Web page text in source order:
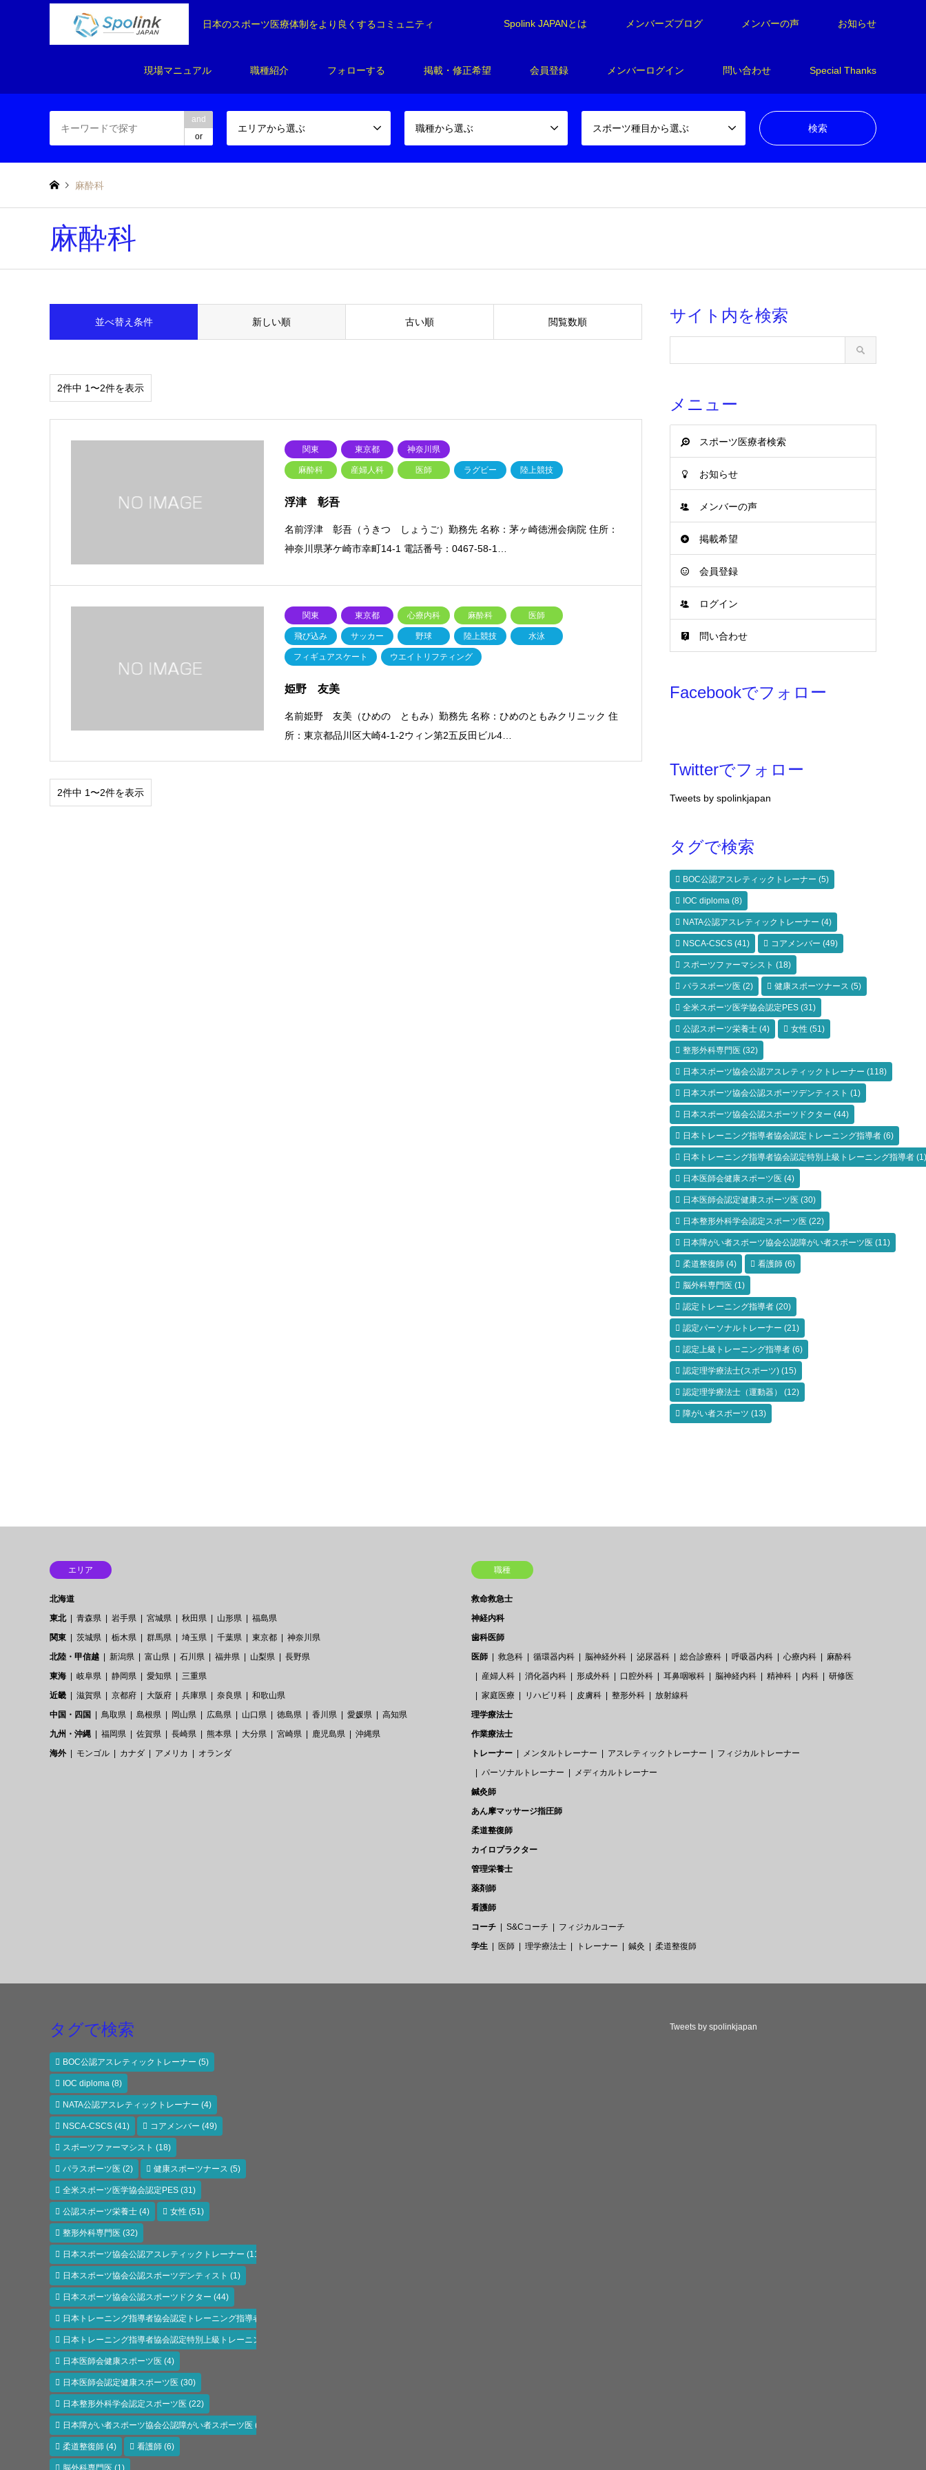
日本のスポーツ医療体制をより良くするコミュニティ Spolink JAPANとは メンバーズブログ メンバーの声 お知らせ
現場マニュアル 職種紹介 フォローする 掲載・修正希望 会員登録 メンバーログイン 問い合わせ Special Thanks
and
or
エリアから選ぶ 職種から選ぶ スポーツ種目から選ぶ
麻酔科
麻酔科
並べ替え条件 新しい順 古い順 閲覧数順
2件中 1〜2件を表示
関東 東京都 神奈川県
麻酔科 産婦人科 医師 ラグビー 陸上競技
浮津 彰吾
名前浮津 彰吾（うきつ しょうご）勤務先 名称：茅ヶ崎徳洲会病院 住所：
神奈川県茅ケ崎市幸町14-1 電話番号：0467-58-1…
関東 東京都 心療内科 麻酔科 医師
飛び込み サッカー 野球 陸上競技 水泳
フィギュアスケート ウエイトリフティング
姫野 友美
名前姫野 友美（ひめの ともみ）勤務先 名称：ひめのともみクリニック 住
所：東京都品川区大崎4-1-2ウィン第2五反田ビル4…
2件中 1〜2件を表示
サイト内を検索
メニュー
スポーツ医療者検索
お知らせ
メンバーの声
掲載希望
会員登録
ログイン
問い合わせ
Facebookでフォロー
Twitterでフォロー
Tweets by spolinkjapan
タグで検索
BOC公認アスレティックトレーナー (5)
IOC diploma (8)
NATA公認アスレティックトレーナー (4)
NSCA-CSCS (41) コアメンバー (49)
スポーツファーマシスト (18)
パラスポーツ医 (2) 健康スポーツナース (5)
全米スポーツ医学協会認定PES (31)
公認スポーツ栄養士 (4) 女性 (51)
整形外科専門医 (32)
日本スポーツ協会公認アスレティックトレーナー (118)
日本スポーツ協会公認スポーツデンティスト (1)
日本スポーツ協会公認スポーツドクター (44)
日本トレーニング指導者協会認定トレーニング指導者 (6)
日本トレーニング指導者協会認定特別上級トレーニング指導者 (1)
日本医師会健康スポーツ医 (4)
日本医師会認定健康スポーツ医 (30)
日本整形外科学会認定スポーツ医 (22)
日本障がい者スポーツ協会公認障がい者スポーツ医 (11)
柔道整復師 (4) 看護師 (6)
脳外科専門医 (1)
認定トレーニング指導者 (20)
認定パーソナルトレーナー (21)
認定上級トレーニング指導者 (6)
認定理学療法士(スポーツ) (15)
認定理学療法士（運動器） (12)
障がい者スポーツ (13)
エリア
北海道
東北
青森県 岩手県 宮城県 秋田県 山形県
福島県
関東
茨城県 栃木県 群馬県 埼玉県 千葉県 東京都
神奈川県
北陸・甲信越
新潟県 富山県 石川県 福井県 山梨県
長野県
東海
岐阜県 静岡県 愛知県
三重県
近畿
滋賀県 京都府 大阪府 兵庫県 奈良県
和歌山県
中国・四国
鳥取県 島根県 岡山県 広島県 山口県 徳島県 香川県 愛媛県
高知県
九州・沖縄
福岡県 佐賀県 長崎県 熊本県 大分県 宮崎県 鹿児島県
沖縄県
海外
モンゴル カナダ アメリカ オランダ
職種
救命救急士
神経内科
歯科医師
医師
救急科 循環器内科 脳神経外科 泌尿器科 総合診療科 呼吸器内科 心療内科
麻酔科
産婦人科
消化器内科 形成外科 口腔外科 耳鼻咽喉科 脳神経内科 精神科 内科
研修医
家庭医療
リハビリ科 皮膚科 整形外科
放射線科
理学療法士
作業療法士
トレーナー
メンタルトレーナー アスレティックトレーナー
フィジカルトレーナー
パーソナルトレーナー
メディカルトレーナー
鍼灸師
あん摩マッサージ指圧師
柔道整復師
カイロプラクター
管理栄養士
薬剤師
看護師
コーチ
S&Cコーチ
フィジカルコーチ
学生
医師 理学療法士 トレーナー 鍼灸 柔道整復師
タグで検索
BOC公認アスレティックトレーナー (5)
IOC diploma (8)
NATA公認アスレティックトレーナー (4)
NSCA-CSCS (41) コアメンバー (49)
スポーツファーマシスト (18)
パラスポーツ医 (2) 健康スポーツナース (5)
全米スポーツ医学協会認定PES (31)
公認スポーツ栄養士 (4) 女性 (51)
整形外科専門医 (32)
日本スポーツ協会公認アスレティックトレーナー (118)
日本スポーツ協会公認スポーツデンティスト (1)
日本スポーツ協会公認スポーツドクター (44)
日本トレーニング指導者協会認定トレーニング指導者
日本トレーニング指導者協会認定特別上級トレーニング指導者
日本医師会健康スポーツ医 (4)
日本医師会認定健康スポーツ医 (30)
日本整形外科学会認定スポーツ医 (22)
日本障がい者スポーツ協会公認障がい者スポーツ医 (11)
柔道整復師 (4) 看護師 (6)
脳外科専門医 (1)
Tweets by spolinkjapan